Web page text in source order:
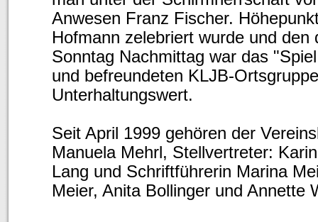
Anwesen Franz Fischer.
Hofmann zelebriert wurde und
Sonntag Nachmittag war das
und befreundeten KLJB-
Unterhaltungswert.
Seit April 1999 gehören der
Manuela Mehrl, Stellvertreter:
Lang und Schriftführerin Marina
Meier, Anita Bollinger und Annette